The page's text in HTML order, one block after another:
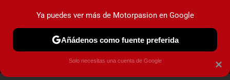
MENÚ NUEVO
COCHES ELÉCTRICOS OBSERVATORIO ×
Ya puedes ver más de Motorpasion en Google
Añádenos como fuente preferida
Solo necesitas una cuenta de Google